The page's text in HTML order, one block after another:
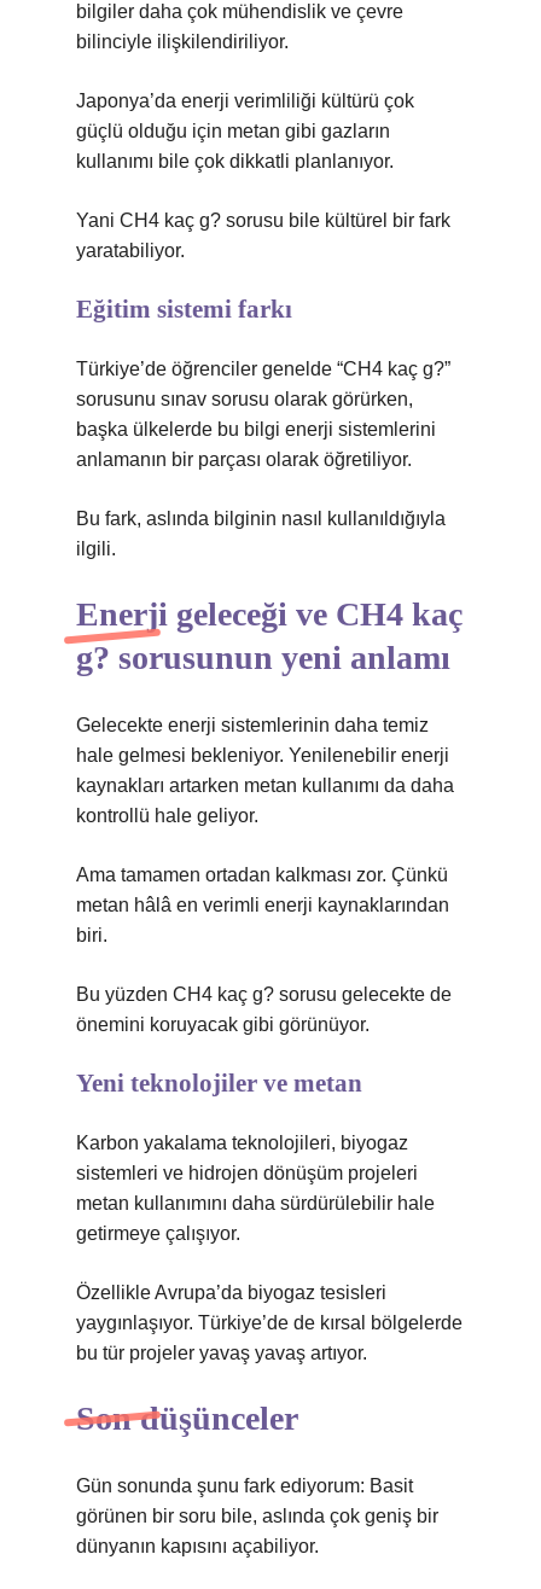
bilgiler daha çok mühendislik ve çevre
bilinciyle ilişkilendiriliyor.
Japonya’da enerji verimliliği kültürü çok
güçlü olduğu için metan gibi gazların
kullanımı bile çok dikkatli planlanıyor.
Yani CH4 kaç g? sorusu bile kültürel bir fark
yaratabiliyor.
Eğitim sistemi farkı
Türkiye’de öğrenciler genelde “CH4 kaç g?”
sorusunu sınav sorusu olarak görürken,
başka ülkelerde bu bilgi enerji sistemlerini
anlamanın bir parçası olarak öğretiliyor.
Bu fark, aslında bilginin nasıl kullanıldığıyla
ilgili.
Enerji geleceği ve CH4 kaç
g? sorusunun yeni anlamı
Gelecekte enerji sistemlerinin daha temiz
hale gelmesi bekleniyor. Yenilenebilir enerji
kaynakları artarken metan kullanımı da daha
kontrollü hale geliyor.
Ama tamamen ortadan kalkması zor. Çünkü
metan hâlâ en verimli enerji kaynaklarından
biri.
Bu yüzden CH4 kaç g? sorusu gelecekte de
önemini koruyacak gibi görünüyor.
Yeni teknolojiler ve metan
Karbon yakalama teknolojileri, biyogaz
sistemleri ve hidrojen dönüşüm projeleri
metan kullanımını daha sürdürülebilir hale
getirmeye çalışıyor.
Özellikle Avrupa’da biyogaz tesisleri
yaygınlaşıyor. Türkiye’de de kırsal bölgelerde
bu tür projeler yavaş yavaş artıyor.
Son düşünceler
Gün sonunda şunu fark ediyorum: Basit
görünen bir soru bile, aslında çok geniş bir
dünyanın kapısını açabiliyor.